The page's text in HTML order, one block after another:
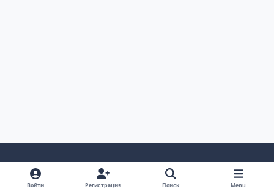
Светлый Режим
Темный РежимНастройка Системы
Войти Регистрация Поиск Menu